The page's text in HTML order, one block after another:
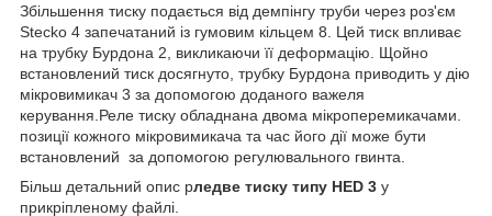
Збільшення тиску подається від демпінгу труби через роз'єм
Stecko 4 запечатаний із гумовим кільцем 8. Цей тиск впливає
на трубку Бурдона 2, викликаючи її деформацію. Щойно
встановлений тиск досягнуто, трубку Бурдона приводить у дію
мікровимикач 3 за допомогою доданого важеля
керування.Реле тиску обладнана двома мікроперемикачами.
позиції кожного мікровимикача та час його дії може бути
встановлений за допомогою регулювального гвинта.
Більш детальний опис рледве тиску типу HED 3 у
прикріпленому файлі.